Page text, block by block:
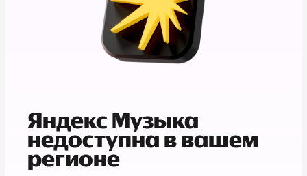
Яндекс Музыка
недоступна в вашем
регионе